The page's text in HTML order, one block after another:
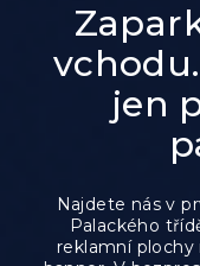
jen
Najdete nás v
Palackého
reklamní plochy